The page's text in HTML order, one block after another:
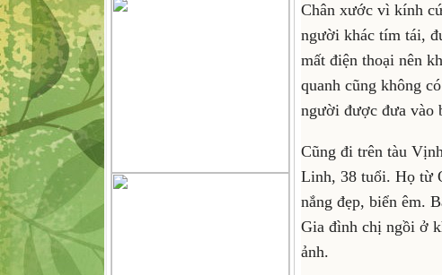
Chân xước vì kính
người khác tím tái,
mất điện thoại nên
quanh cũng không
người được đưa vào
Cũng đi trên tàu
Linh, 38 tuổi. Họ từ
nắng đẹp, biển êm.
Gia đình chị ngồi ở
ảnh.